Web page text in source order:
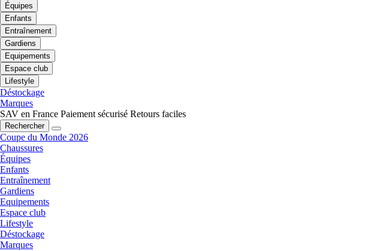
Équipes
Enfants
Entraînement
Gardiens
Equipements
Espace club
Lifestyle
Déstockage
Marques
SAV en France Paiement sécurisé Retours faciles
Rechercher
Coupe du Monde 2026
Chaussures
Équipes
Enfants
Entraînement
Gardiens
Equipements
Espace club
Lifestyle
Déstockage
Marques